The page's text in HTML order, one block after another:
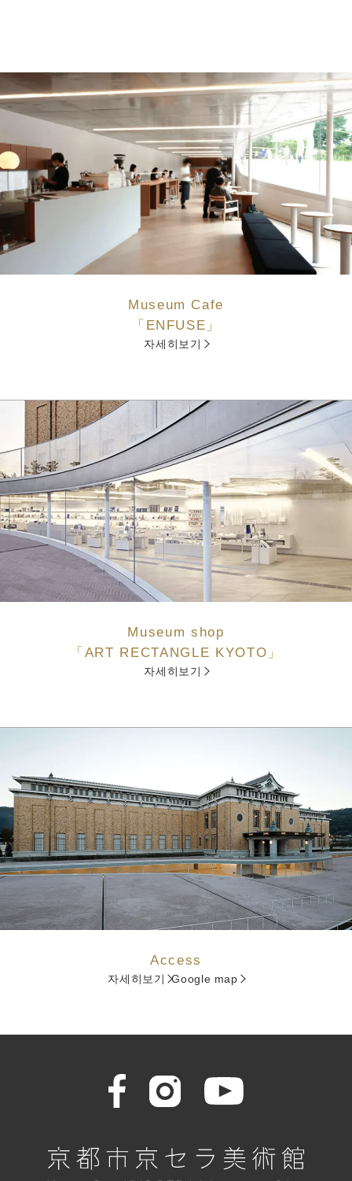
Museum Cafe
「ENFUSE」
자세히보기
Museum shop
「ART RECTANGLE KYOTO」
자세히보기
Access
자세히보기 Google map